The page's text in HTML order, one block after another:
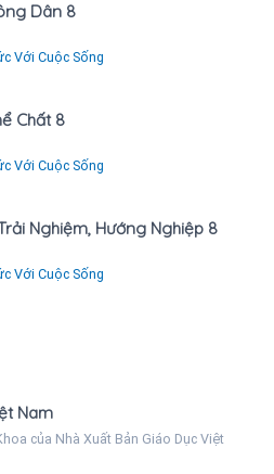
Dân 8
Với Cuộc Sống
Chất 8
Với Cuộc Sống
Nghiệm, Hướng Nghiệp 8
Với Cuộc Sống
Nam
của Nhà Xuất Bản Giáo Dục Việt